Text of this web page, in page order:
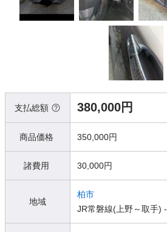
支払総額 380,000円
商品価格 350,000円
諸費用 30,000円
地域
柏市
JR常磐線(上野～取手) -